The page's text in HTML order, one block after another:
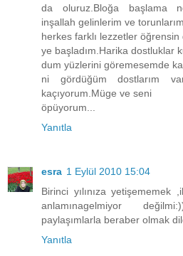
da oluruz.Bloğa başlama
inşallah gelinlerim ve
herkes farklı lezzetler öğrensin
ye başladım.Harika dostluklar
dum yüzlerini göremesemde
ni gördüğüm dostlarım
kaçıyorum.Müge ve seni
öpüyorum...
Yanıtla
esra 1 Eylül 2010 15:04
Birinci yılınıza yetişememek
anlamınagelmiyor
paylaşımlarla beraber olmak
Yanıtla